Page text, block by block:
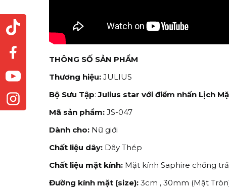
THÔNG SỐ SẢN PHẨM
Thương hiệu: JULIUS
Bộ Sưu Tập:Julius star với điểm nhấn Lịch
Mã sản phẩm: JS-047
Dành cho: Nữ giới
Chất liệu dây: Dây Thép
Chất liệu mặt kính: Mặt kính Saphire chống
Đường kính mặt (size): 3cm , 30mm (Mặt